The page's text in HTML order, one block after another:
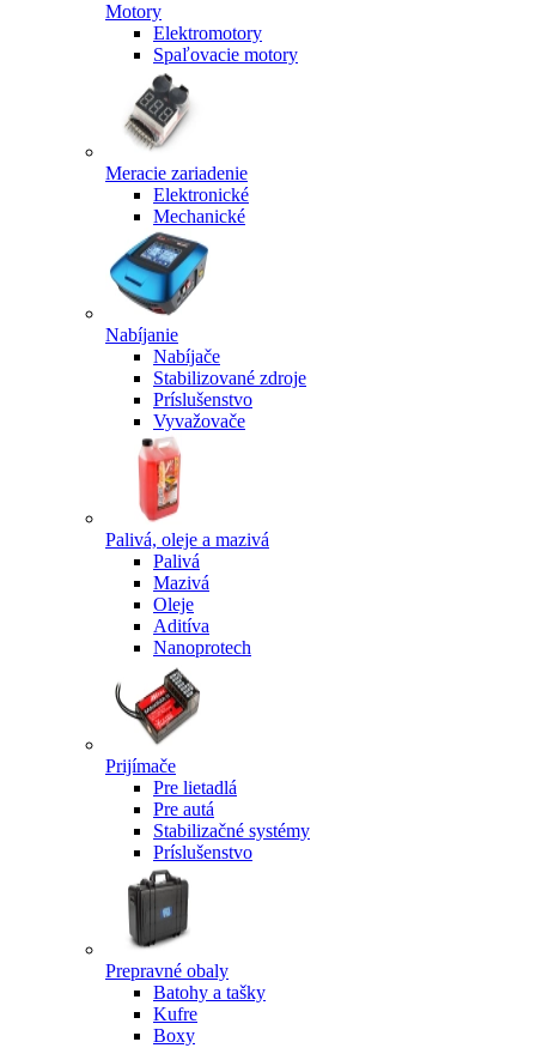
Motory
Elektromotory
Spaľovacie motory
Meracie zariadenie
Elektronické
Mechanické
Nabíjanie
Nabíjače
Stabilizované zdroje
Príslušenstvo
Vyvažovače
Palivá, oleje a mazivá
Palivá
Mazivá
Oleje
Aditíva
Nanoprotech
Prijímače
Pre lietadlá
Pre autá
Stabilizačné systémy
Príslušenstvo
Prepravné obaly
Batohy a tašky
Kufre
Boxy